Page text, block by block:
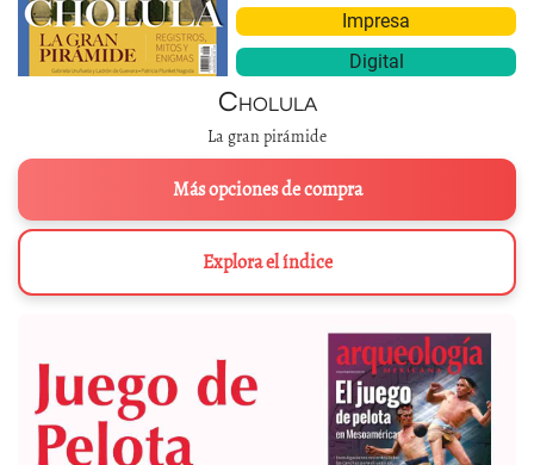
Impresa
Digital
Cholula
La gran pirámide
Más opciones de compra
Explora el índice